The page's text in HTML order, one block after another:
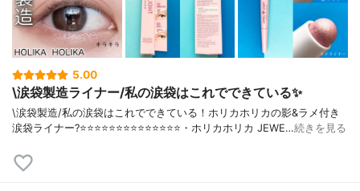
5.00
\涙袋製造ライナー/私の涙袋はこれでできている✨
\涙袋製造/私の涙袋はこれでできている！ホリカホリカの影&ラメ付き
涙袋ライナー?⭐️⭐️⭐️⭐️⭐️⭐️⭐️⭐️⭐️⭐️⭐️⭐️⭐️⭐️・ホリカホリカ JEWE…続きを見る